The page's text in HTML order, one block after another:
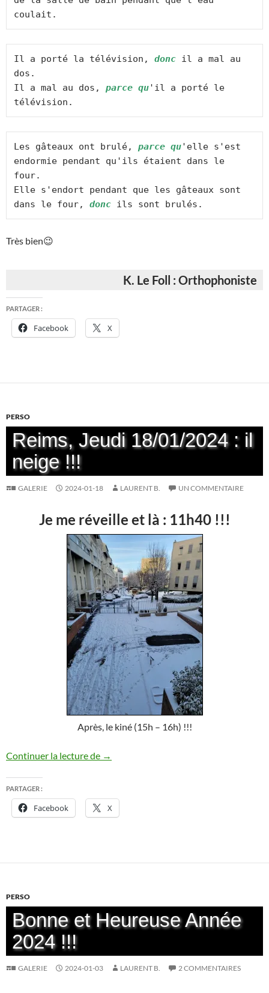
coulait.
Il a porté la télévision, donc il a mal au
dos.
Il a mal au dos, parce qu'il a porté le
télévision.
Les gâteaux ont brulé, parce qu'elle s'est
endormie pendant qu'ils étaient dans le
four.
Elle s'endort pendant que les gâteaux sont
dans le four, donc ils sont brulés.
Très bien😉
K. Le Foll : Orthophoniste
PARTAGER :
Facebook X
PERSO
Reims, Jeudi 18/01/2024 : il
neige !!!
GALERIE 2024-01-18 LAURENT B. UN COMMENTAIRE
Je me réveille et là : 11h40 !!!
Après, le kiné (15h – 16h) !!!
Continuer la lecture de Reims, Jeudi 18/01/2024 : il neige !!!
→
PARTAGER :
Facebook X
PERSO
Bonne et Heureuse Année
2024 !!!
GALERIE 2024-01-03 LAURENT B. 2 COMMENTAIRES